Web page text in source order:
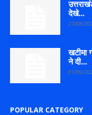
देखे...
27/08/
खटीमा
ने दी...
01/09/
POPULAR CATEGORY